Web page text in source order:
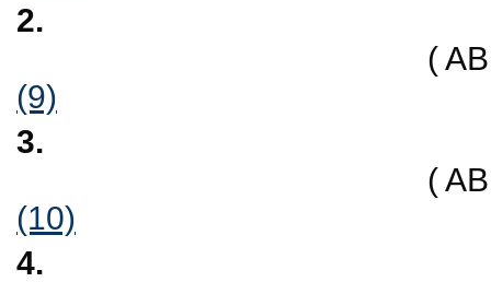
2.
(
(9)
3.
(
(10)
4.